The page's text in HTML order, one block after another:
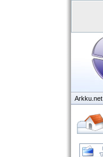
Arkku.net